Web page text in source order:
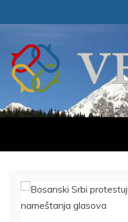
to
VERIGE
ODABRANO